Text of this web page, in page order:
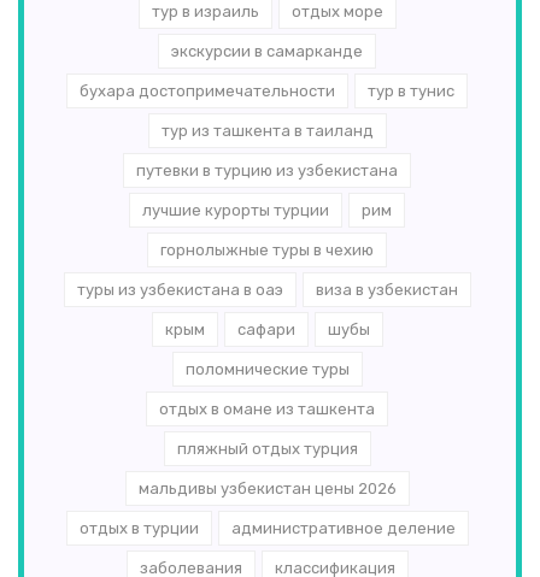
тур в израиль отдых море
экскурсии в самарканде
бухара достопримечательности тур в тунис
тур из ташкента в таиланд
путевки в турцию из узбекистана
лучшие курорты турции рим
горнолыжные туры в чехию
туры из узбекистана в оаэ виза в узбекистан
крым сафари шубы
поломнические туры
отдых в омане из ташкента
пляжный отдых турция
мальдивы узбекистан цены 2026
отдых в турции административное деление
заболевания классификация